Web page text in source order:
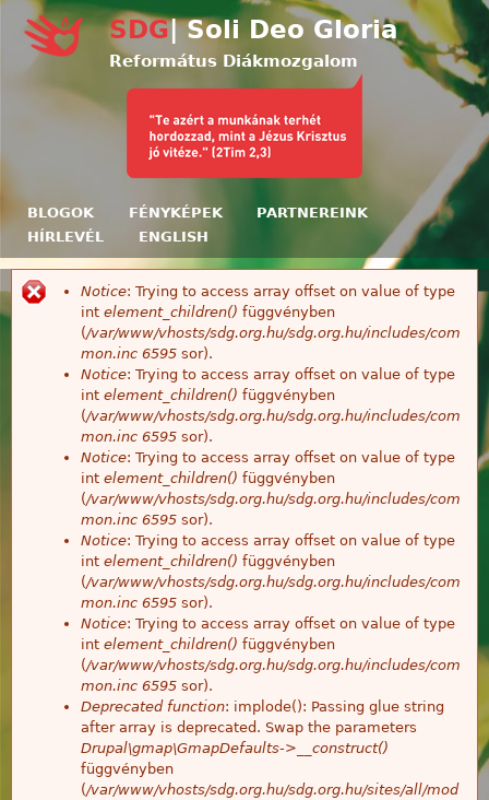
Ugrás a tartalomra
SDG| Soli Deo Gloria
Református Diákmozgalom
BLOGOK FÉNYKÉPEK
PARTNEREINK
HÍRLEVÉL
ENGLISH
Hibaüzenet
Notice: Trying to access array offset on value of type
int element_children() függvényben
(/var/www/vhosts/sdg.org.hu/sdg.org.hu/includes/com
mon.inc 6595 sor).
Notice: Trying to access array offset on value of type
int element_children() függvényben
(/var/www/vhosts/sdg.org.hu/sdg.org.hu/includes/com
mon.inc 6595 sor).
Notice: Trying to access array offset on value of type
int element_children() függvényben
(/var/www/vhosts/sdg.org.hu/sdg.org.hu/includes/com
mon.inc 6595 sor).
Notice: Trying to access array offset on value of type
int element_children() függvényben
(/var/www/vhosts/sdg.org.hu/sdg.org.hu/includes/com
mon.inc 6595 sor).
Notice: Trying to access array offset on value of type
int element_children() függvényben
(/var/www/vhosts/sdg.org.hu/sdg.org.hu/includes/com
mon.inc 6595 sor).
Deprecated function: implode(): Passing glue string
after array is deprecated. Swap the parameters
Drupal\gmap\GmapDefaults->__construct()
függvényben
(/var/www/vhosts/sdg.org.hu/sdg.org.hu/sites/all/mod